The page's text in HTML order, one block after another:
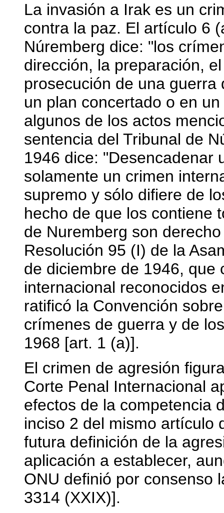
La invasión a Irak es un
contra la paz. El artículo 6
Núremberg dice: "los
dirección, la preparación,
prosecución de una
un plan concertado o en
algunos de los actos
sentencia del Tribunal de
1946 dice: "Desencadenar
solamente un crimen
supremo y sólo difiere de
hecho de que los contiene
de Nuremberg son
Resolución 95 (I) de la
de diciembre de 1946, que
internacional reconocidos
ratificó la Convención
crímenes de guerra y de
1968 [art. 1 (a)].
El crimen de agresión
Corte Penal Internacional
efectos de la competencia
inciso 2 del mismo artículo
futura definición de la
aplicación a establecer,
ONU definió por consenso
3314 (XXIX)].